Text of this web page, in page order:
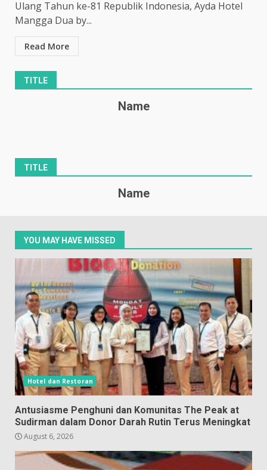
Ulang Tahun ke-81 Republik Indonesia, Ayda Hotel
Mangga Dua by...
Read More
TITLE
Name
TITLE
Name
YOU MAY HAVE MISSED
Hotel dan Restoran
Antusiasme Penghuni dan Komunitas The Peak at
Sudirman dalam Donor Darah Rutin Terus Meningkat
August 6, 2026